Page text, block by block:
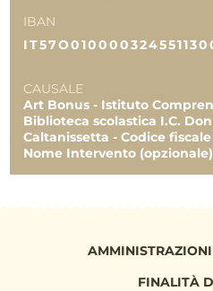
IBAN
CAUSALE
Art Bonus - Istituto
Biblioteca scolastica I.C.
Caltanissetta - Codice
Nome Intervento (opzionale)
FINALITÀ